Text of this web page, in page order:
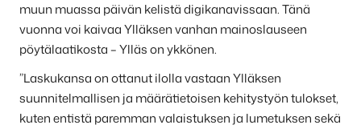
muun muassa päivän kelistä digikanavissaan. Tänä
vuonna voi kaivaa Ylläksen vanhan mainoslauseen
pöytälaatikosta –Ylläs on ykkönen.
”Laskukansa on ottanut ilolla vastaan Ylläksen
suunnitelmallisen ja määrätietoisen kehitystyön tulokset,
kuten entistä paremman valaistuksen ja lumetuksen sekä